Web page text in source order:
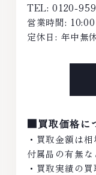
TEL: 0120-
営業時間:
定休日: 年中無
■買取価格に
・買取金額は
付属品の有無な
・買取実績の